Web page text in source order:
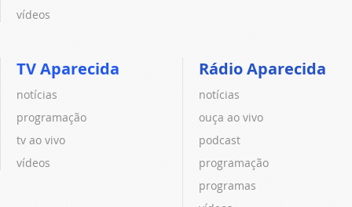
vídeos
TV Aparecida
notícias
programação
tv ao vivo
vídeos
Rádio Aparecida
notícias
ouça ao vivo
podcast
programação
programas